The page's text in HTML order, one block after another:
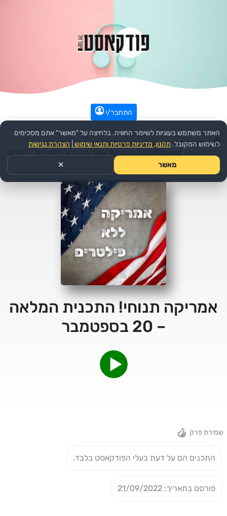
התחבר/י
עמוד הבית >> חדשות ואקטואליה >> פוליטיקה >>
America Unfiltered אמריקה ללא פילטרים >>פרק
אמריקה תנוחי! התכנית המלאה
– 20 בספטמבר
שמירת פרק
התכנים הם על דעת בעלי הפודקאסט בלבד.
פורסם בתאריך: 21/09/2022
האתר משתמש בעוגיות לשיפור החוויה. בלחיצה על "מאשר" אתם מסכימים
לשימוש המקובל. תקנון, מדיניות פרטיות ותנאי שימוש הצהרת נגישות
מאשר ✕